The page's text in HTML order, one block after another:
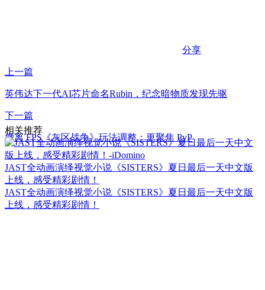
分享
上一篇
英伟达下一代AI芯片命名Rubin，纪念暗物质发现先驱
下一篇
撤离 FPS《灰区战争》玩法调整：更聚焦 PvP
相关推荐
JAST全动画演绎视觉小说《SISTERS》夏日最后一天中文版
上线，感受精彩剧情！
JAST全动画演绎视觉小说《SISTERS》夏日最后一天中文版
上线，感受精彩剧情！